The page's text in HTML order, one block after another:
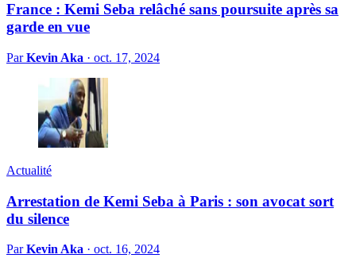
France : Kemi Seba relâché sans poursuite après sa
garde en vue
ParKevin Aka · oct. 17, 2024
Actualité
Arrestation de Kemi Seba à Paris : son avocat sort
du silence
ParKevin Aka · oct. 16, 2024